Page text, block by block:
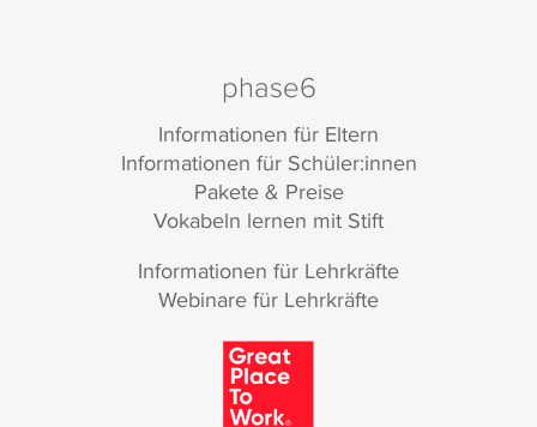
phase6
Informationen für Eltern
Informationen für Schüler:innen
Pakete & Preise
Vokabeln lernen mit Stift
Informationen für Lehrkräfte
Webinare für Lehrkräfte